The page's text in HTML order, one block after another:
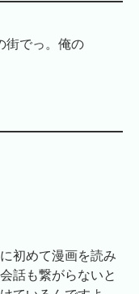
街でっ。俺の
初めて漫画を読み
話も繋がらないと